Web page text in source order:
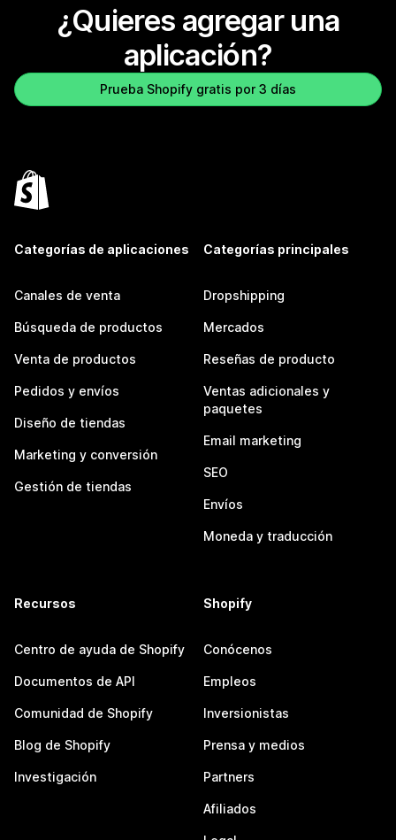
¿Quieres agregar una
aplicación?
Prueba Shopify gratis por 3 días
Categorías de aplicaciones
Canales de venta
Búsqueda de productos
Venta de productos
Pedidos y envíos
Diseño de tiendas
Marketing y conversión
Gestión de tiendas
Categorías principales
Dropshipping
Mercados
Reseñas de producto
Ventas adicionales y
paquetes
Email marketing
SEO
Envíos
Moneda y traducción
Recursos
Centro de ayuda de Shopify
Documentos de API
Comunidad de Shopify
Blog de Shopify
Investigación
Shopify
Conócenos
Empleos
Inversionistas
Prensa y medios
Partners
Afiliados